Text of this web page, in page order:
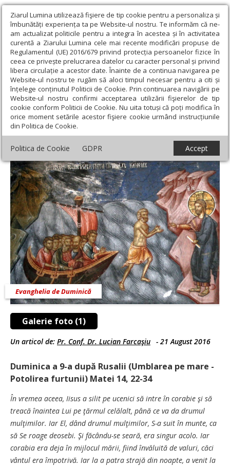
Ziarul Lumina utilizează fişiere de tip cookie pentru a personaliza și
îmbunătăți experiența ta pe Website-ul nostru. Te informăm că ne-
am actualizat politicile pentru a integra în acestea și în activitatea
curentă a Ziarului Lumina cele mai recente modificări propuse de
Regulamentul (UE) 2016/679 privind protecția persoanelor fizice în
ceea ce privește prelucrarea datelor cu caracter personal și privind
libera circulație a acestor date. Înainte de a continua navigarea pe
Website-ul nostru te rugăm să aloci timpul necesar pentru a citi și
înțelege conținutul Politicii de Cookie. Prin continuarea navigării pe
Website-ul nostru confirmi acceptarea utilizării fişierelor de tip
cookie conform Politicii de Cookie. Nu uita totuși că poți modifica în
orice moment setările acestor fişiere cookie urmând instrucțiunile
din Politica de Cookie.
Politica de Cookie GDPR Accept
Ziarul Lumina › Teologie și spiritualitate ›
Evanghelia de
Duminică › Ține sufletul tău în Dumnezeu, împotriva talazurilor
lumii
Ține sufletul tău în Dumnezeu, împotriva
talazurilor lumii
Galerie foto (1)
Evanghelia de Duminică
Un articol de: Pr. Conf. Dr. Lucian Farcaşiu - 21 August 2016
Duminica a 9-a după Rusalii (Umblarea pe mare -
Potolirea furtunii) Matei 14, 22-34
În vremea aceea, Iisus a silit pe ucenici să intre în corabie şi să
treacă înaintea Lui pe ţărmul celălalt, până ce va da drumul
mulţimilor. Iar El, dând drumul mulţimilor, S-a suit în munte, ca
să Se roage deosebi. Şi făcându-se seară, era singur acolo. Iar
corabia era deja în mijlocul mării, fiind învăluită de valuri, căci
vântul era împotrivă. Iar la a patra strajă din noapte, a venit la